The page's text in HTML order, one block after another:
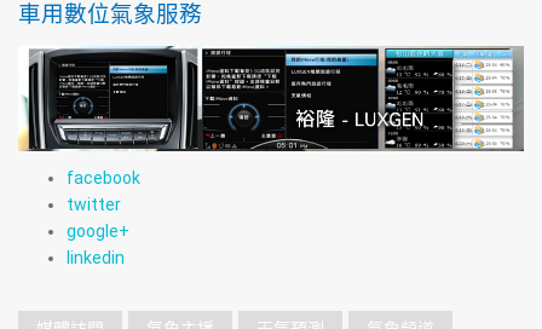
車用數位氣象服務
facebook
twitter
google+
linkedin